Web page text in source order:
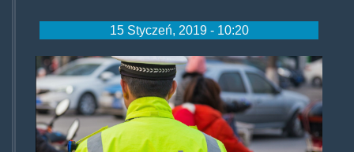
15 Styczeń, 2019 - 10:20
chinapolice.jpg